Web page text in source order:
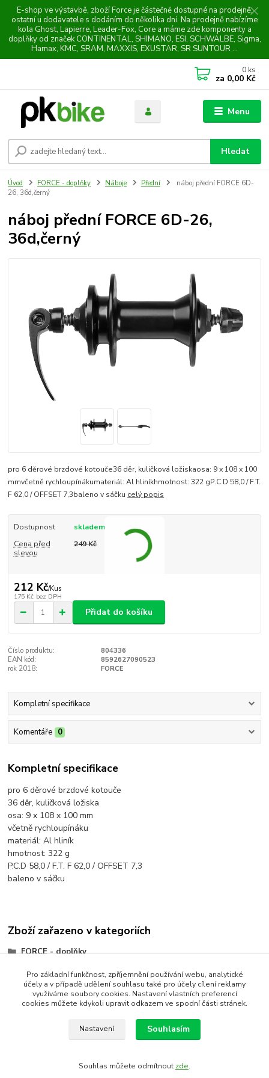
E-shop ve výstavbě, zboží Force je částečně dostupné na prodejně,
ostatní u dodavatele s dodáním do několika dní. Na prodejně nabízíme
kola Ghost, Lapierre, Leader-Fox, Core a máme zde komponenty a
doplňky od značek CONTINENTAL, SHIMANO, ESI, SCHWALBE, Sigma,
Hamax, KMC, SRAM, MAXXIS, EXUSTAR, SR SUNTOUR ...
Menu
Hledat
0 ks
za 0,00 Kč
Úvod FORCE - doplňky Náboje Přední
náboj přední FORCE 6D-
26, 36d,černý
náboj přední FORCE 6D-26,
36d,černý
pro 6 děrové brzdové kotouče36 děr, kuličková ložiskaosa: 9 x 108 x 100
mmvčetně rychloupínákumateriál: Al hliníkhmotnost: 322 gP.C.D 58,0 / F.T.
F 62,0 / OFFSET 7,3baleno v sáčku celý popis
Dostupnost
skladem
Cena před
slevou
249 Kč
212 Kč/Kus
175 Kč bez DPH
Přidat do košíku
Číslo produktu:
804336
EAN kód:
8592627090523
rok 2018:
FORCE
Kompletní specifikace
Komentáře 0
Kompletní specifikace
pro 6 děrové brzdové kotouče
36 děr, kuličková ložiska
osa: 9 x 108 x 100 mm
včetně rychloupínáku
materiál: Al hliník
hmotnost: 322 g
P.C.D 58,0 / F.T. F 62,0 / OFFSET 7,3
baleno v sáčku
Zboží zařazeno v kategoriích
FORCE - doplňky
Náboje
Přední
Pro základní funkčnost, zpříjemnění používání webu, analytické
účely a v případě udělení souhlasu také pro účely cílení reklamy
využíváme soubory cookies. Nastavení vlastních preferencí
cookies můžete kdykoli upravit odkazem ve spodní části stránek.
Nastavení Souhlasím
Souhlas můžete odmítnout zde.